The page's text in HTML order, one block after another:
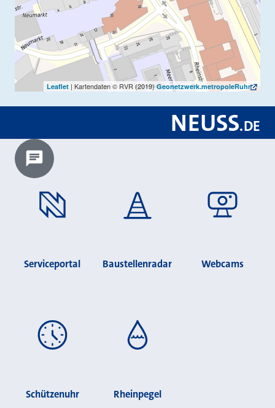
Leaflet | Kartendaten © RVR (2019)Geonetzwerk.metropoleRuhr
NEUSS.DE
Chatbot laden?
Serviceportal Baustellenradar Webcams
Schützenuhr Rheinpegel